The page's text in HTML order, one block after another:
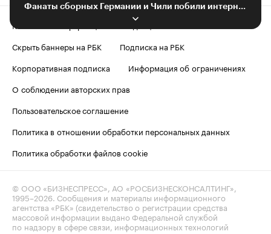
Фанаты сборных Германии и Чили побили интернет-рекорд матча #Pormex
Контактная информация
Редакция
Скрыть баннеры на РБК
Подписка на РБК
Корпоративная подписка
Информация об ограничениях
О соблюдении авторских прав
Пользовательское соглашение
Политика в отношении обработки персональных данных
Политика обработки файлов cookie
© ООО «БИЗНЕСПРЕСС», АО «РОСБИЗНЕСКОНСАЛТИНГ»,
1995–2026 . Сообщения и материалы информационного
агентства «РБК» (свидетельство о регистрации средства
массовой информации выдано Федеральной службой
по надзору в сфере связи, информационных технологий